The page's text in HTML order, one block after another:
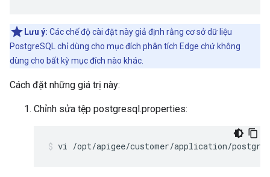
Lưu ý: Các chế độ cài đặt này giả định rằng cơ sở dữ liệu
PostgreSQL chỉ dùng cho mục đích phân tích Edge chứ không
dùng cho bất kỳ mục đích nào khác.
Cách đặt những giá trị này:
Chỉnh sửa tệp postgresql.properties:
vi /opt/apigee/customer/application/